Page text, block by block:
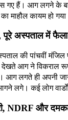
गए हैं। आग लगने के
माहौल कायम हो
पूरे अस्पताल में
की पांचवीं
देखते आग ने विकराल
आग लगते ही अपनी
लगे। कई लोग
NDRF और